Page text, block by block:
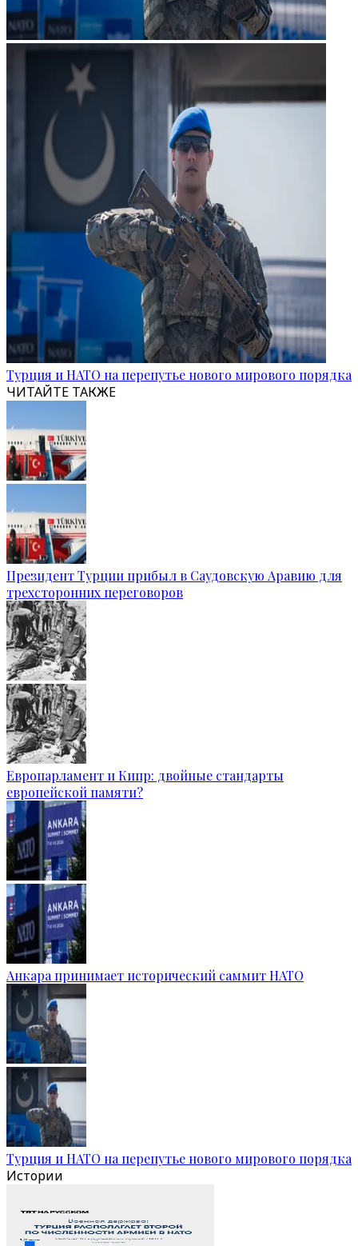
Турция и НАТО на перепутье нового мирового порядка
ЧИТАЙТЕ ТАКЖЕ
Президент Турции прибыл в Саудовскую Аравию для
трехсторонних переговоров
Европарламент и Кипр: двойные стандарты
европейской памяти?
Анкара принимает исторический саммит НАТО
Турция и НАТО на перепутье нового мирового порядка
Истории